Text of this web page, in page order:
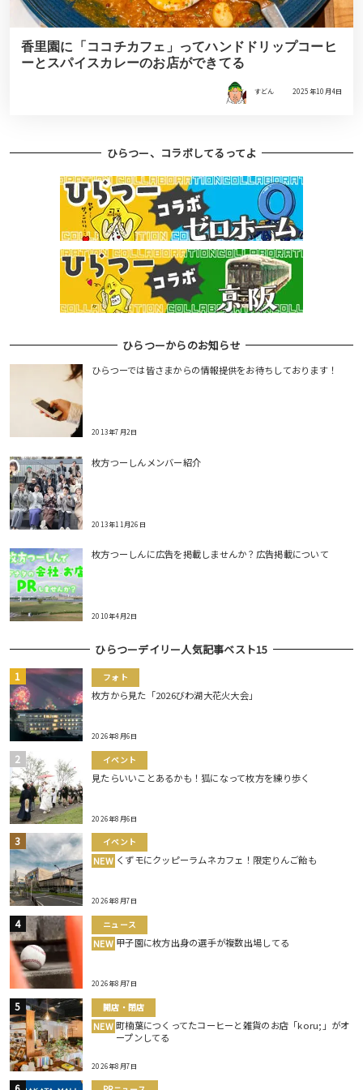
香里園に「ココチカフェ」ってハンドドリップコーヒ
ーとスパイスカレーのお店ができてる
すどん 2025年10月4日
ひらつー、コラボしてるってよ
ひらつーからのお知らせ
ひらつーでは皆さまからの情報提供をお待ちしております！
2013年7月2日
枚方つーしんメンバー紹介
2013年11月26日
枚方つーしんに広告を掲載しませんか？広告掲載について
2010年4月2日
ひらつーデイリー人気記事ベスト15
フォト
枚方から見た「2026びわ湖大花火大会」
2026年8月6日
イベント
見たらいいことあるかも！狐になって枚方を練り歩く
2026年8月6日
イベント
NEW くずモにクッピーラムネカフェ！限定りんご飴も
2026年8月7日
ニュース
NEW 甲子園に枚方出身の選手が複数出場してる
2026年8月7日
開店・閉店
NEW 町楠葉につくってたコーヒーと雑貨のお店「koru;」がオ
ープンしてる
2026年8月7日